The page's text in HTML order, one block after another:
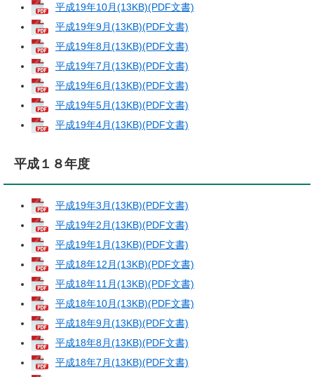
平成19年10月(13KB)(PDF文書)
平成19年9月(13KB)(PDF文書)
平成19年8月(13KB)(PDF文書)
平成19年7月(13KB)(PDF文書)
平成19年6月(13KB)(PDF文書)
平成19年5月(13KB)(PDF文書)
平成19年4月(13KB)(PDF文書)
平成１８年度
平成19年3月(13KB)(PDF文書)
平成19年2月(13KB)(PDF文書)
平成19年1月(13KB)(PDF文書)
平成18年12月(13KB)(PDF文書)
平成18年11月(13KB)(PDF文書)
平成18年10月(13KB)(PDF文書)
平成18年9月(13KB)(PDF文書)
平成18年8月(13KB)(PDF文書)
平成18年7月(13KB)(PDF文書)